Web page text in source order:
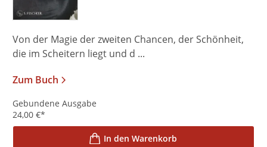
Von der Magie der zweiten Chancen, der Schönheit,
die im Scheitern liegt und d ...
Zum Buch
Gebundene Ausgabe
24,00 €*
In den Warenkorb